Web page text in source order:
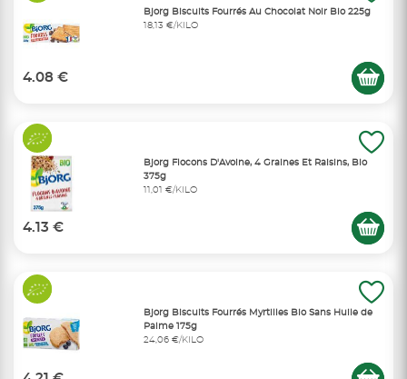
Bjorg Biscuits Fourrés Au Chocolat Noir Bio 225g
18,13 €/KILO
4.08 €
Bjorg Flocons D'Avoine, 4 Graines Et Raisins, Bio
375g
11,01 €/KILO
4.13 €
Bjorg Biscuits Fourrés Myrtilles Bio Sans Huile de
Palme 175g
24,06 €/KILO